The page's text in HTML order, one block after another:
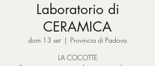
Laboratorio di
CERAMICA
dom 13 set
  |
Provincia di Padova
LA COCOTTE